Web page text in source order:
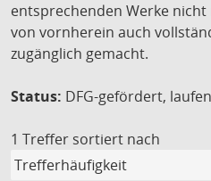
entsprechenden Werke
von vornherein auch
zugänglich gemacht.
Status: DFG-gefördert,
1 Treffer sortiert nach